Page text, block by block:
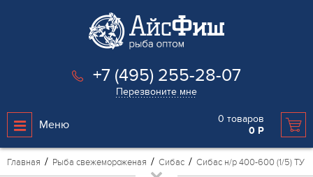
+7 (495) 255-28-07
Перезвоните мне
Меню 0 товаров
0 Р
Главная Рыба свежемороженая Сибас Сибас н/р 400-600 (1/5) ТУ